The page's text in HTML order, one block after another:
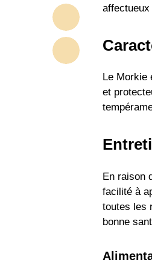
Le Morkie
et
En raison
facilité à
toutes les
bonne